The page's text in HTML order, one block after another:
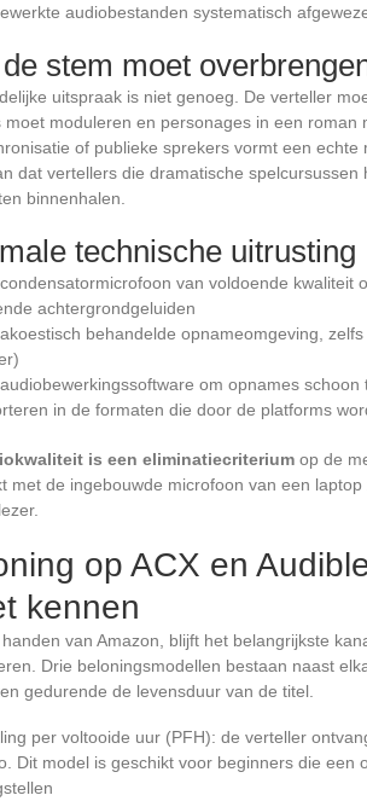
audiobestanden systematisch
stem moet
uitspraak is niet genoeg. De verteller
moet moduleren en personages in een roman
of publieke sprekers vormt een
dat vertellers die dramatische
binnenhalen.
technische uitrusting
van voldoende kwaliteit
achtergrondgeluiden
behandelde opnameomgeving,
om opnames
in de formaten die door de platforms
is een eliminatiecriterium op de
met de ingebouwde microfoon van een
op ACX en
kennen
van Amazon, blijft het belangrijkste
Drie beloningsmodellen bestaan naast
gedurende de levensduur van de titel.
per voltooide uur (PFH): de verteller
Dit model is geschikt voor beginners die een